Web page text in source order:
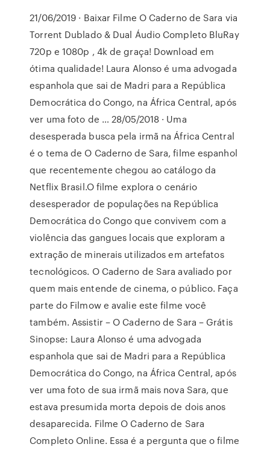
21/06/2019 · Baixar Filme O Caderno de Sara via
Torrent Dublado & Dual Áudio Completo BluRay
720p e 1080p , 4k de graça! Download em
ótima qualidade! Laura Alonso é uma advogada
espanhola que sai de Madri para a República
Democrática do Congo, na África Central, após
ver uma foto de … 28/05/2018 · Uma
desesperada busca pela irmã na África Central
é o tema de O Caderno de Sara, filme espanhol
que recentemente chegou ao catálogo da
Netflix Brasil.O filme explora o cenário
desesperador de populações na República
Democrática do Congo que convivem com a
violência das gangues locais que exploram a
extração de minerais utilizados em artefatos
tecnológicos. O Caderno de Sara avaliado por
quem mais entende de cinema, o público. Faça
parte do Filmow e avalie este filme você
também. Assistir – O Caderno de Sara – Grátis
Sinopse: Laura Alonso é uma advogada
espanhola que sai de Madri para a República
Democrática do Congo, na África Central, após
ver uma foto de sua irmã mais nova Sara, que
estava presumida morta depois de dois anos
desaparecida. Filme O Caderno de Sara
Completo Online. Essa é a pergunta que o filme